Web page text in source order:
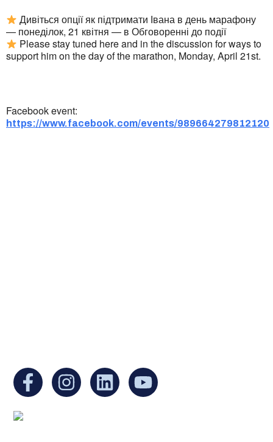
Дивіться опції як підтримати Івана в день марафону
— понеділок, 21 квітня — в Обговоренні до події
Please stay tuned here and in the discussion for ways to
support him on the day of the marathon, Monday, April 21st.
Facebook event:
https://www.facebook.com/events/989664279812120